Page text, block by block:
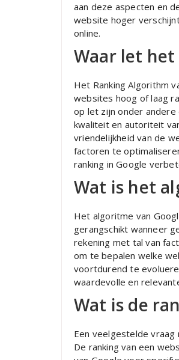
aan deze aspecten en
website hoger
online.
Waar let
Het Ranking Algorithm
websites hoog of laag
op let zijn onder
kwaliteit en autoriteit
vriendelijkheid van de
factoren te
ranking in Google
Wat is het
Het algoritme van
gerangschikt wanneer
rekening met tal van
om te bepalen welke
voortdurend te
waardevolle en
Wat is de
Een veelgestelde vraag
De ranking van een